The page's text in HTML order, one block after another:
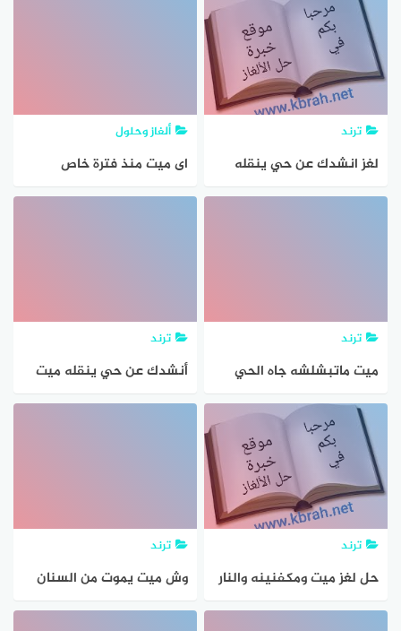
ترند
لغز انشدك عن حي ينقله
ميت ولامشى الحي صاح
ألغاز وحلول
اى ميت منذ فترة خاص
بالحيوان والطير من 5 حروف
ترند
ميت ماتبشلشه جاه الحي
وانبشه قام عليه الميت
واكبش
ترند
أنشدك عن حي ينقله ميت
ولا مشى الحي صاح الميت
ترند
حل لغز ميت ومكفنينه والنار
شاعله فيه اثنين شايلين
ترند
وش ميت يموت من السنان
يجيه موتهمن تحت فيت